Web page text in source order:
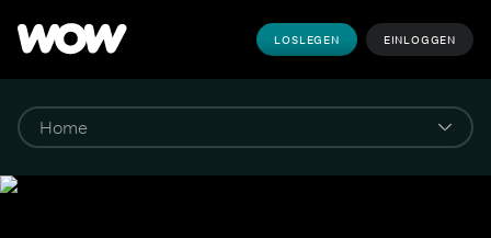
LOSLEGEN EINLOGGEN